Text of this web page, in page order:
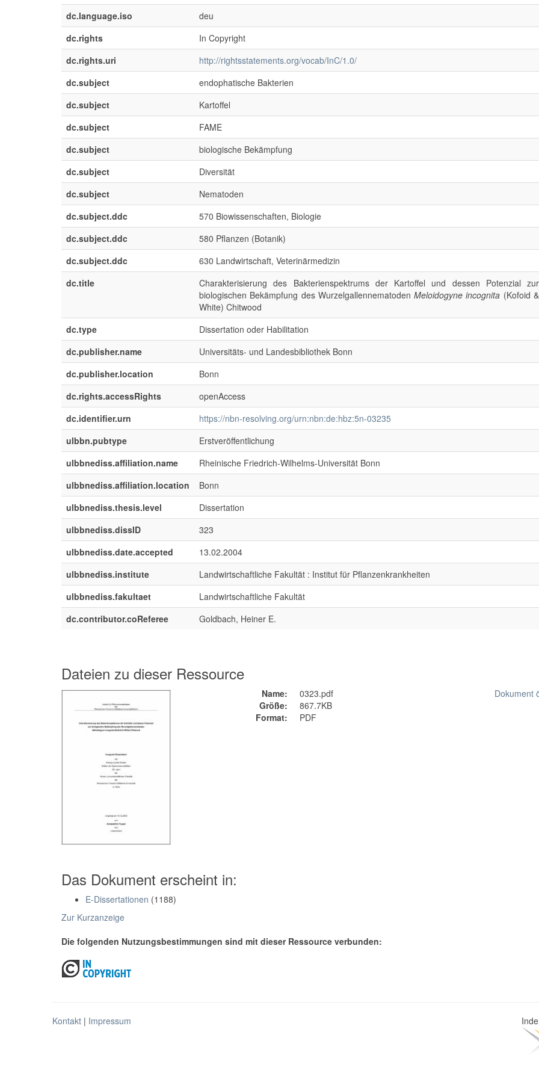
dc.language.iso
deu
dc.rights
In Copyright
dc.rights.uri
http://rightsstatements.org/vocab/InC/1.0/
dc.subject
endophatische Bakterien
dc.subject
Kartoffel
dc.subject
FAME
dc.subject
biologische Bekämpfung
dc.subject
Diversität
dc.subject
Nematoden
dc.subject.ddc
570 Biowissenschaften, Biologie
dc.subject.ddc
580 Pflanzen (Botanik)
dc.subject.ddc
630 Landwirtschaft, Veterinärmedizin
dc.title
Charakterisierung des Bakterienspektrums der Kartoffel und dessen Potenzial zur
biologischen Bekämpfung des WurzelgallennematodenMeloidogyne incognita (Kofoid &
White) Chitwood
dc.type
Dissertation oder Habilitation
dc.publisher.name
Universitäts- und Landesbibliothek Bonn
dc.publisher.location
Bonn
dc.rights.accessRights
openAccess
dc.identifier.urn
https://nbn-resolving.org/urn:nbn:de:hbz:5n-03235
ulbbn.pubtype
Erstveröffentlichung
ulbbnediss.affiliation.name
Rheinische Friedrich-Wilhelms-Universität Bonn
ulbbnediss.affiliation.location
Bonn
ulbbnediss.thesis.level
Dissertation
ulbbnediss.dissID
323
ulbbnediss.date.accepted
13.02.2004
ulbbnediss.institute
Landwirtschaftliche Fakultät : Institut für Pflanzenkrankheiten
ulbbnediss.fakultaet
Landwirtschaftliche Fakultät
dc.contributor.coReferee
Goldbach, Heiner E.
Dateien zu dieser Ressource
Name:
0323.pdf
Größe:
867.7KB
Format:
PDF
Dokument
Das Dokument erscheint in:
E-Dissertationen (1188)
Zur Kurzanzeige
Die folgenden Nutzungsbestimmungen sind mit dieser Ressource verbunden:
Kontakt | Impressum